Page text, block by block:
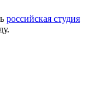
российская студия